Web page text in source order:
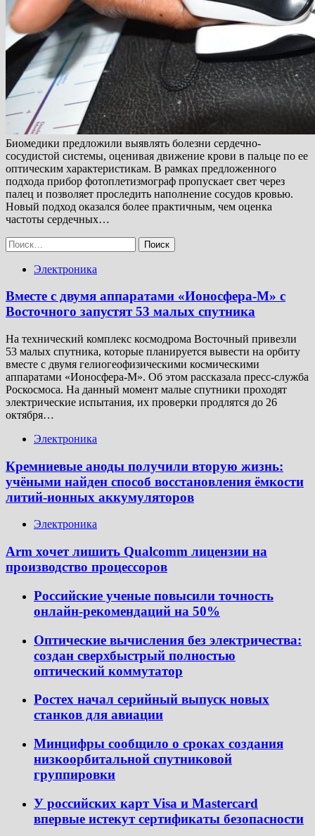
Биомедики предложили выявлять болезни сердечно-
сосудистой системы, оценивая движение крови в пальце по ее
оптическим характеристикам. В рамках предложенного
подхода прибор фотоплетизмограф пропускает свет через
палец и позволяет проследить наполнение сосудов кровью.
Новый подход оказался более практичным, чем оценка
частоты сердечных…
Найти:
Электроника
Вместе с двумя аппаратами «Ионосфера-М» с
Восточного запустят 53 малых спутника
На технический комплекс космодрома Восточный привезли
53 малых спутника, которые планируется вывести на орбиту
вместе с двумя гелиогеофизическими космическими
аппаратами «Ионосфера-М». Об этом рассказала пресс-служба
Роскосмоса. На данный момент малые спутники проходят
электрические испытания, их проверки продлятся до 26
октября…
Электроника
Кремниевые аноды получили вторую жизнь:
учёными найден способ восстановления ёмкости
литий-ионных аккумуляторов
Электроника
Arm хочет лишить Qualcomm лицензии на
производство процессоров
Российские ученые повысили точность
онлайн-рекомендаций на 50%
Оптические вычисления без электричества:
создан сверхбыстрый полностью
оптический коммутатор
Ростех начал серийный выпуск новых
станков для авиации
Минцифры сообщило о сроках создания
низкоорбитальной спутниковой
группировки
У российских карт Visa и Mastercard
впервые истекут сертификаты безопасности